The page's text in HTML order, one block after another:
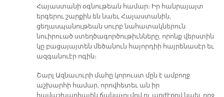
Հայաստանի օգնութեան համար։ Իր հանրայայտ
երգերու շարքին են նաեւ Հայաստանին,
ցեղասպանութեան սուրբ նահատակներուն
նուիրուած ստեղծագործութիւնները, որոնք վերստին
կը բացայայտեն մեծանուն հայորդիի հայրենասէր եւ
ազգանուէր ոգին։
Շարլ Ազնաւուրի մահը կորուստ մըն է ամբողջ
աշխարհի համար, որովհետեւ ան իր
համաշխարհային ճանաչումով ու արժէքով նաեւ ողջ